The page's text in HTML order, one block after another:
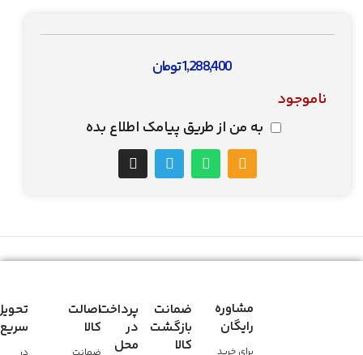
1,288,400تومان
ناموجود
به من از طریق پیامک اطلاع بده
مشاوره
رایگان
ضمانت
بازگشت
کالا
پرداخت
در
محل
اصالت
کالا
سریع